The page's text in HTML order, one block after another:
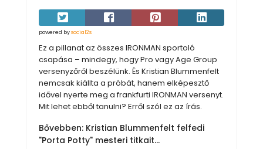
powered bysocial2s
Ez a pillanat az összes IRONMAN sportoló
csapása – mindegy, hogy Pro vagy Age Group
versenyzőről beszélünk. És Kristian Blummenfelt
nemcsak kiállta a próbát, hanem elképesztő
idővel nyerte meg a frankfurti IRONMAN versenyt.
Mit lehet ebből tanulni? Erről szól ez az írás.
Bővebben: Kristian Blummenfelt felfedi
"Porta Potty" mesteri titkait...